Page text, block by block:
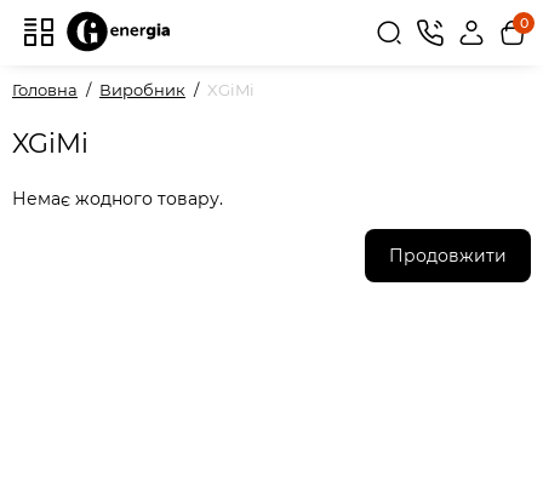
0
Головна Виробник XGiMi
XGiMi
Немає жодного товару.
Продовжити